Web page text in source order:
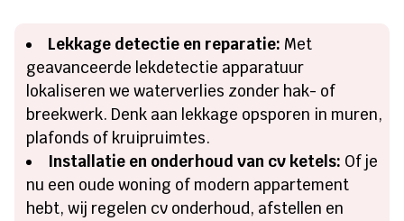
Lekkage detectie en reparatie: Met
geavanceerde lekdetectie apparatuur
lokaliseren we waterverlies zonder hak- of
breekwerk. Denk aan lekkage opsporen in muren,
plafonds of kruipruimtes.
Installatie en onderhoud van cv ketels: Of je
nu een oude woning of modern appartement
hebt, wij regelen cv onderhoud, afstellen en